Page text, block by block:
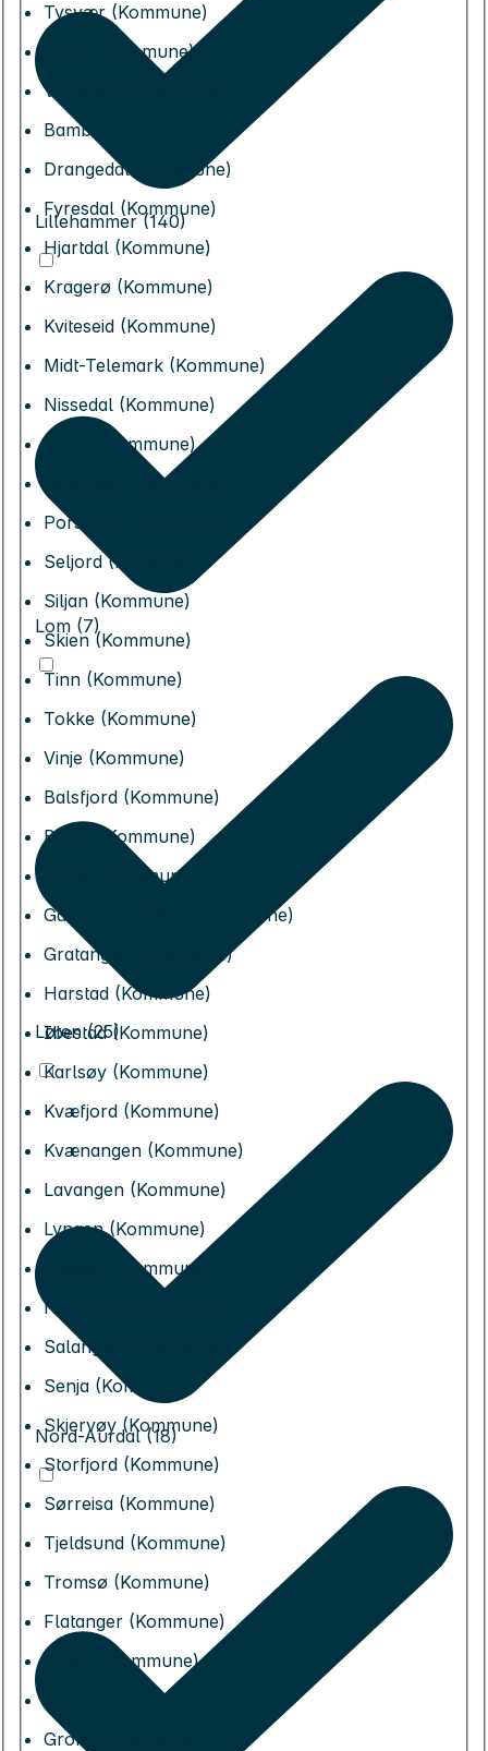
Tysvær (Kommune)
Utsira (Kommune)
Vindafjord (Kommune)
Bamble (Kommune)
Drangedal (Kommune)
Fyresdal (Kommune)
Hjartdal (Kommune)
Kragerø (Kommune)
Kviteseid (Kommune)
Midt-Telemark (Kommune)
Nissedal (Kommune)
Nome (Kommune)
Notodden (Kommune)
Porsgrunn (Kommune)
Seljord (Kommune)
Siljan (Kommune)
Skien (Kommune)
Tinn (Kommune)
Tokke (Kommune)
Vinje (Kommune)
Balsfjord (Kommune)
Bardu (Kommune)
Dyrøy (Kommune)
Gáivuotna Kåfjord (Kommune)
Gratangen (Kommune)
Harstad (Kommune)
Ibestad (Kommune)
Karlsøy (Kommune)
Kvæfjord (Kommune)
Kvænangen (Kommune)
Lavangen (Kommune)
Lyngen (Kommune)
Målselv (Kommune)
Nordreisa (Kommune)
Salangen (Kommune)
Senja (Kommune)
Skjervøy (Kommune)
Storfjord (Kommune)
Sørreisa (Kommune)
Tjeldsund (Kommune)
Tromsø (Kommune)
Flatanger (Kommune)
Frosta (Kommune)
Frøya (Kommune)
Grong (Kommune)
Lillehammer (140)
Lom (7)
Løten (25)
Nord-Aurdal (18)